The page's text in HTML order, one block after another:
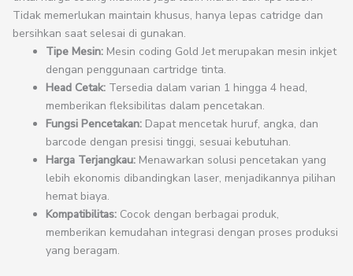
Tidak memerlukan maintain khusus, hanya lepas catridge dan
bersihkan saat selesai di gunakan.
Tipe Mesin: Mesin coding Gold Jet merupakan mesin inkjet
dengan penggunaan cartridge tinta.
Head Cetak: Tersedia dalam varian 1 hingga 4 head,
memberikan fleksibilitas dalam pencetakan.
Fungsi Pencetakan: Dapat mencetak huruf, angka, dan
barcode dengan presisi tinggi, sesuai kebutuhan.
Harga Terjangkau: Menawarkan solusi pencetakan yang
lebih ekonomis dibandingkan laser, menjadikannya pilihan
hemat biaya.
Kompatibilitas: Cocok dengan berbagai produk,
memberikan kemudahan integrasi dengan proses produksi
yang beragam.